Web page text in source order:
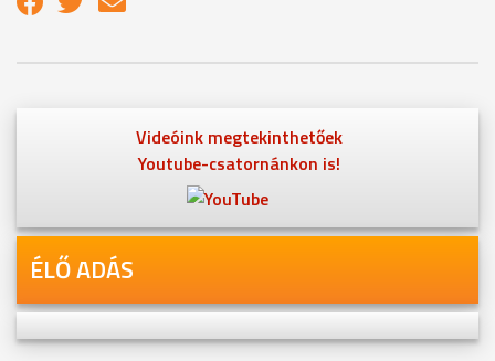
Videóink megtekinthetőek
Youtube-csatornánkon is!
ÉLŐ ADÁS